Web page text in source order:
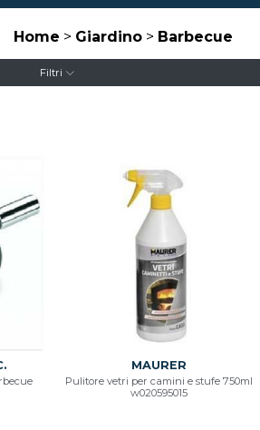
Home > Giardino > Barbecue
Filtri
MAURER
Pulitore vetri per camini e stufe 750ml
w020595015